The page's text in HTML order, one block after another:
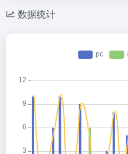
数据统计